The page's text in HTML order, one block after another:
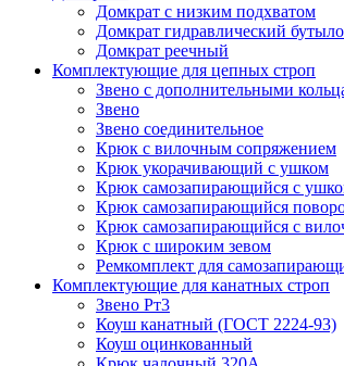
Домкрат с низким подхватом
Домкрат гидравлический
Домкрат реечный
Комплектующие для цепных строп
Звено с дополнительными
Звено
Звено соединительное
Крюк с вилочным сопряжением
Крюк укорачивающий с ушком
Крюк самозапирающийся с
Крюк самозапирающийся
Крюк самозапирающийся с
Крюк с широким зевом
Ремкомплект для
Комплектующие для канатных строп
Звено Рт3
Коуш канатный (ГОСТ 2224-93)
Коуш оцинкованный